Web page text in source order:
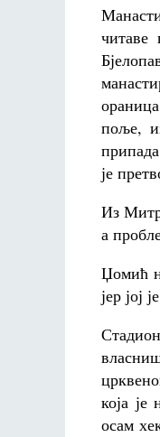
поље,
је
Из
а
Џомић
јер јој
која
осам